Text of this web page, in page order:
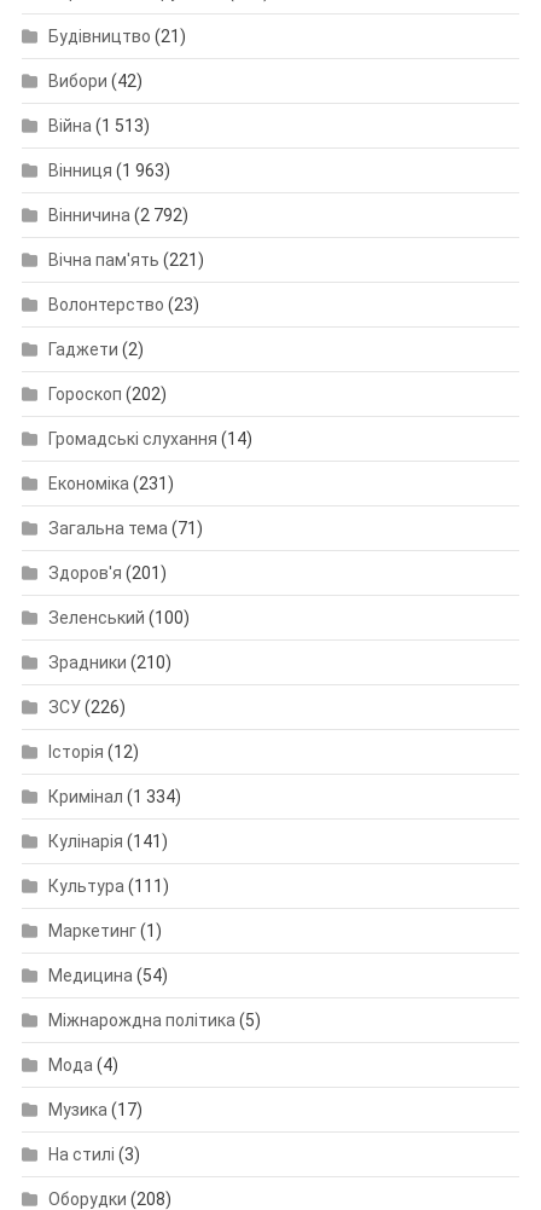
Будівництво (21)
Вибори (42)
Війна (1 513)
Вінниця (1 963)
Вінничина (2 792)
Вічна пам'ять (221)
Волонтерство (23)
Гаджети (2)
Гороскоп (202)
Громадські слухання (14)
Економіка (231)
Загальна тема (71)
Здоров'я (201)
Зеленський (100)
Зрадники (210)
ЗСУ(226)
Історія (12)
Кримінал (1 334)
Кулінарія (141)
Культура (111)
Маркетинг(1)
Медицина (54)
Міжнарождна політика (5)
Мода (4)
Музика (17)
На стилі (3)
Оборудки (208)